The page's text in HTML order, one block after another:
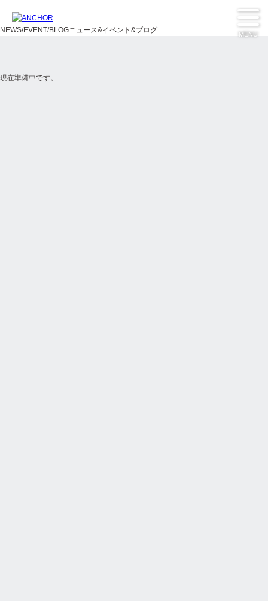
MENU
NEWS/EVENT/BLOGニュース&イベント&ブログ
現在準備中です。